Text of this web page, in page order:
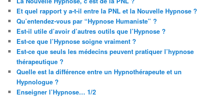
Et quel rapport y a-t-il entre la PNL et la Nouvelle Hypnose ?
Qu’entendez-vous par “Hypnose Humaniste” ?
Est-il utile d’avoir d’autres outils que l’Hypnose ?
Est-ce que l’Hypnose soigne vraiment ?
Est-ce que seuls les médecins peuvent pratiquer l’hypnose
thérapeutique ?
Quelle est la différence entre un Hypnothérapeute et un
Hypnologue ?
Enseigner l’Hypnose… 1/2